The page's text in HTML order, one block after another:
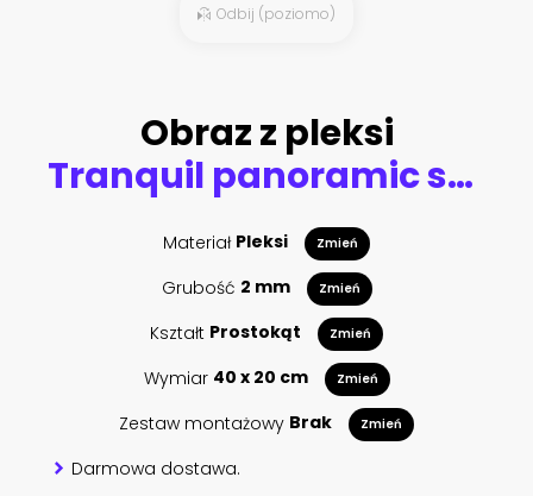
Odbij (poziomo)
Obraz z pleksi
Tranquil panoramic scenery in a beautiful park
Materiał Pleksi Zmień
Grubość 2 mm Zmień
Kształt Prostokąt Zmień
Wymiar 40 x 20 cm Zmień
Zestaw montażowy Brak Zmień
Darmowa dostawa.